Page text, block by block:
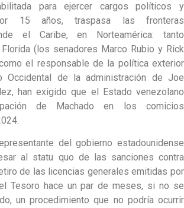
para ejercer cargos políticos y
15 años, traspasa las fronteras
el Caribe, en Norteamérica: tanto
(los senadores Marco Rubio y Rick
el responsable de la política exterior
Occidental de la administración de Joe
han exigido que el Estado venezolano
de Machado en los comicios
del gobierno estadounidense
al statu quo de las sanciones contra
de las licencias generales emitidas por
Tesoro hace un par de meses, si no se
un procedimiento que no podría ocurrir